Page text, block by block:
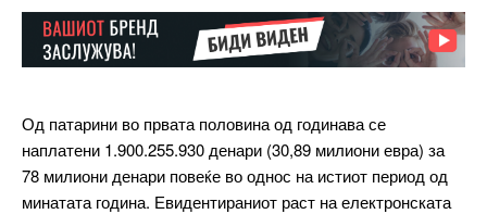
Од патарини во првата половина од годинава се
наплатени 1.900.255.930 денари (30,89 милиони евра) за
78 милиони денари повеќе во однос на истиот период од
минатата година. Евидентираниот раст на електронската